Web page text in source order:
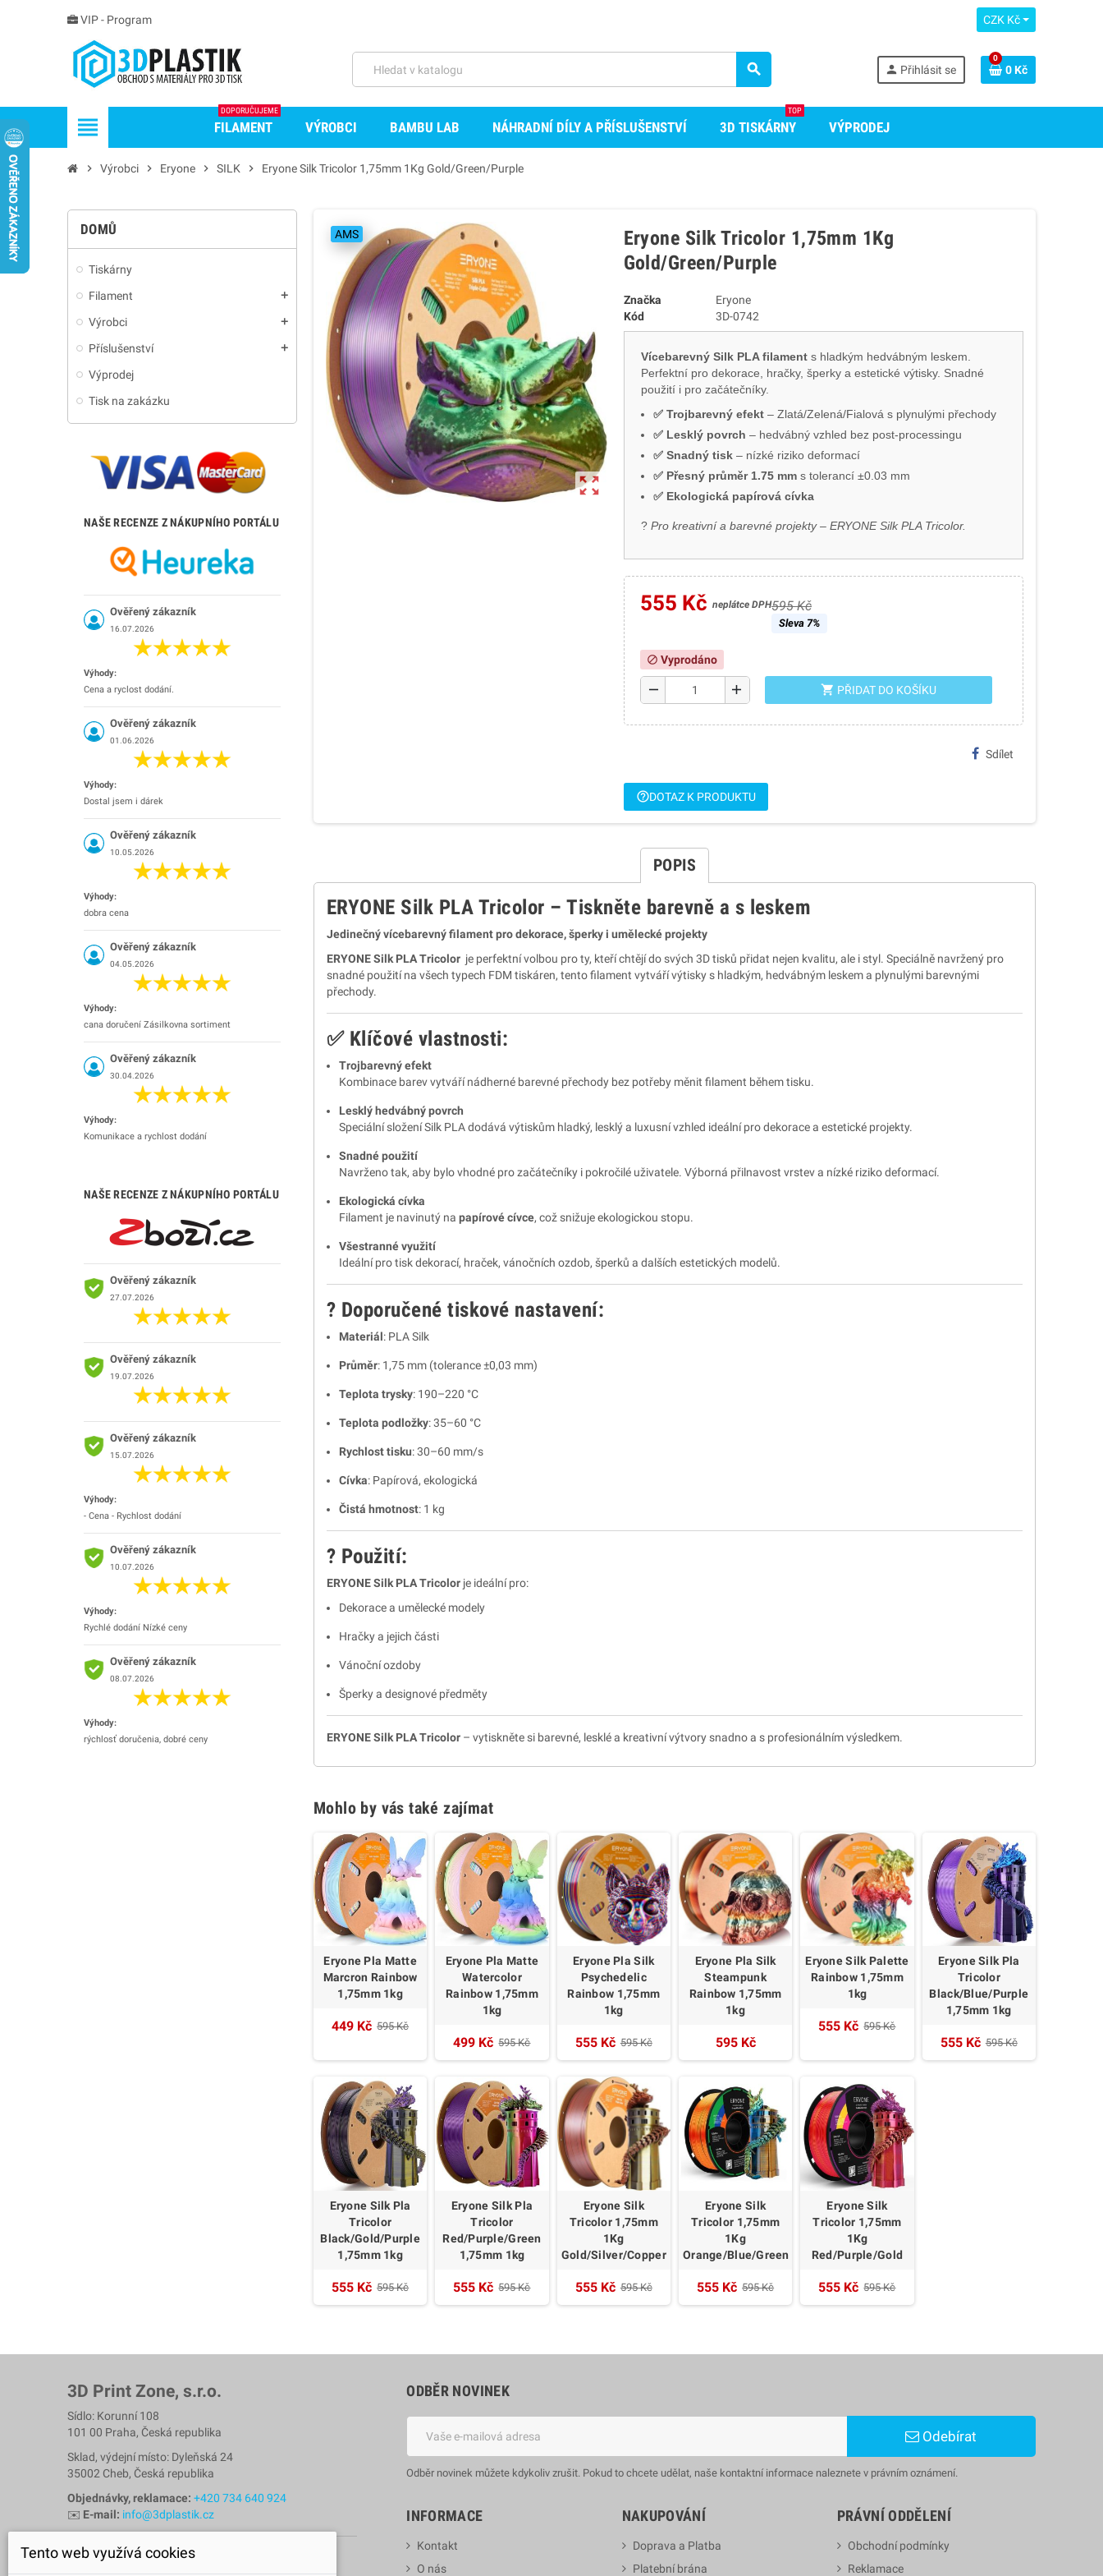
VIP - Program CZK Kč
search person Přihlásit se
0
0 Kč
view_headline FILAMENT
DOPORUČUJEME
VÝROBCI BAMBU LAB NÁHRADNÍ DÍLY A PŘÍSLUŠENSTVÍ 3D TISKÁRNY
TOP
VÝPRODEJ
chevron_right Výrobci chevron_right Eryone chevron_right SILK chevron_right Eryone Silk Tricolor 1,75mm 1Kg Gold/Green/Purple
DOMŮ
Tiskárny
Filament
add
Výrobci add
Příslušenství add
Výprodej
Tisk na zakázku
NAŠE RECENZE Z NÁKUPNÍHO PORTÁLU
Ověřený zákazník
16.07.2026
Výhody:
Cena a ryclost dodání.
Ověřený zákazník
01.06.2026
Výhody:
Dostal jsem i dárek
Ověřený zákazník
10.05.2026
Výhody:
dobra cena
Ověřený zákazník
04.05.2026
Výhody:
cana doručení Zásilkovna sortiment
Ověřený zákazník
30.04.2026
Výhody:
Komunikace a rychlost dodání
NAŠE RECENZE Z NÁKUPNÍHO PORTÁLU
Ověřený zákazník
27.07.2026
Ověřený zákazník
19.07.2026
Ověřený zákazník
15.07.2026
Výhody:
- Cena - Rychlost dodání
Ověřený zákazník
10.07.2026
Výhody:
Rychlé dodání Nízké ceny
Ověřený zákazník
08.07.2026
Výhody:
rýchlosť doručenia, dobré ceny
zoom_out_map
AMS
Eryone Silk Tricolor 1,75mm 1Kg
Gold/Green/Purple
Značka
Eryone
Kód
3D-0742
Vícebarevný Silk PLA filaments hladkým hedvábným leskem.
Perfektní pro dekorace, hračky, šperky a estetické výtisky. Snadné
použití i pro začátečníky.
✅ Trojbarevný efekt– Zlatá/Zelená/Fialová s plynulými přechody
✅ Lesklý povrch – hedvábný vzhled bez post-processingu
✅ Snadný tisk– nízké riziko deformací
✅ Přesný průměr 1.75 mms tolerancí ±0.03 mm
✅ Ekologická papírová cívka
? Pro kreativní a barevné projekty – ERYONE Silk PLA Tricolor.
555 Kč neplátce DPH595 Kč
Sleva 7%
block Vyprodáno
remove add shopping_cart PŘIDAT DO KOŠÍKU
Sdílet
help_outlineDOTAZ K PRODUKTU
POPIS
ERYONE Silk PLA Tricolor – Tiskněte barevně a s leskem
Jedinečný vícebarevný filament pro dekorace, šperky i umělecké projekty
ERYONE Silk PLA Tricolor je perfektní volbou pro ty, kteří chtějí do svých 3D tisků přidat nejen kvalitu, ale i styl. Speciálně navržený pro
snadné použití na všech typech FDM tiskáren, tento filament vytváří výtisky s hladkým, hedvábným leskem a plynulými barevnými
přechody.
✅ Klíčové vlastnosti:
Trojbarevný efekt
Kombinace barev vytváří nádherné barevné přechody bez potřeby měnit filament během tisku.
Lesklý hedvábný povrch
Speciální složení Silk PLA dodává výtiskům hladký, lesklý a luxusní vzhled ideální pro dekorace a estetické projekty.
Snadné použití
Navrženo tak, aby bylo vhodné pro začátečníky i pokročilé uživatele. Výborná přilnavost vrstev a nízké riziko deformací.
Ekologická cívka
Filament je navinutý na papírové cívce, což snižuje ekologickou stopu.
Všestranné využití
Ideální pro tisk dekorací, hraček, vánočních ozdob, šperků a dalších estetických modelů.
? Doporučené tiskové nastavení:
Materiál: PLA Silk
Průměr: 1,75 mm (tolerance ±0,03 mm)
Teplota trysky: 190–220 °C
Teplota podložky: 35–60 °C
Rychlost tisku: 30–60 mm/s
Cívka: Papírová, ekologická
Čistá hmotnost: 1 kg
?️ Použití:
ERYONE Silk PLA Tricolor je ideální pro:
Dekorace a umělecké modely
Hračky a jejich části
Vánoční ozdoby
Šperky a designové předměty
ERYONE Silk PLA Tricolor – vytiskněte si barevné, lesklé a kreativní výtvory snadno a s profesionálním výsledkem.
Mohlo by vás také zajímat
Eryone Pla Matte
Marcron Rainbow
1,75mm 1kg
449 Kč 595 Kč
Eryone Pla Matte
Watercolor
Rainbow 1,75mm
1kg
499 Kč 595 Kč
Eryone Pla Silk
Psychedelic
Rainbow 1,75mm
1kg
555 Kč 595 Kč
Eryone Pla Silk
Steampunk
Rainbow 1,75mm
1kg
595 Kč
Eryone Silk Palette
Rainbow 1,75mm
1kg
555 Kč 595 Kč
Eryone Silk Pla
Tricolor
Black/Blue/Purple
1,75mm 1kg
555 Kč 595 Kč
Eryone Silk Pla
Tricolor
Black/Gold/Purple
1,75mm 1kg
555 Kč 595 Kč
Eryone Silk Pla
Tricolor
Red/Purple/Green
1,75mm 1kg
555 Kč 595 Kč
Eryone Silk
Tricolor 1,75mm
1Kg
Gold/Silver/Copper
555 Kč 595 Kč
Eryone Silk
Tricolor 1,75mm
1Kg
Orange/Blue/Green
555 Kč 595 Kč
Eryone Silk
Tricolor 1,75mm
1Kg
Red/Purple/Gold
555 Kč 595 Kč
3D Print Zone, s.r.o.
Sídlo: Korunní 108
101 00 Praha, Česká republika
Sklad, výdejní místo: Dyleňská 24
35002 Cheb, Česká republika
Objednávky, reklamace: +420 734 640 924
✉️ E-mail: info@3dplastik.cz
ODBĚR NOVINEK
Odebírat
Odběr novinek můžete kdykoliv zrušit. Pokud to chcete udělat, naše kontaktní informace naleznete v právním oznámení.
INFORMACE
Kontakt
O nás
NAKUPOVÁNÍ
Doprava a Platba
Platební brána
PRÁVNÍ ODDĚLENÍ
Obchodní podmínky
Reklamace
Tento web využívá cookies